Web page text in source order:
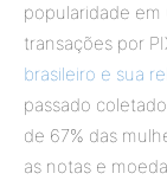
popularidade
transações por
brasileiro e sua
passado
de 67% das
as notas e